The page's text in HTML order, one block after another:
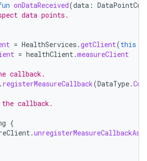
onDataReceived(data :
data points.
= HealthServices .getClient(this
= healthClient.measureClient
callback.
. registerMeasureCallback(DataType.
callback.
{
.